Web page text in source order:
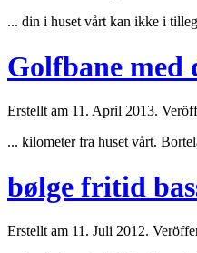
... din i huset vårt kan ikke i
Golfbane med
Erstellt am 11. April 2013.
... kilometer fra huset vårt.
bølge fritid
Erstellt am 11. Juli 2012.